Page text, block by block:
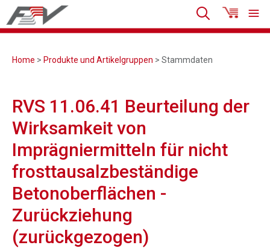
Home > Produkte und Artikelgruppen > Stammdaten
RVS 11.06.41 Beurteilung der
Wirksamkeit von
Imprägniermitteln für nicht
frosttausalzbeständige
Betonoberflächen -
Zurückziehung
(zurückgezogen)